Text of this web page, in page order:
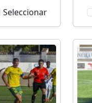
Seleccionar